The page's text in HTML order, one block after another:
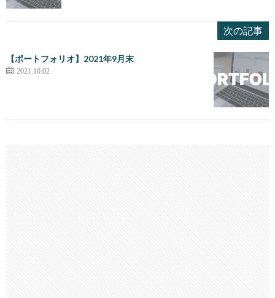
次の記事
【ポートフォリオ】2021年9月末
2021.10.02